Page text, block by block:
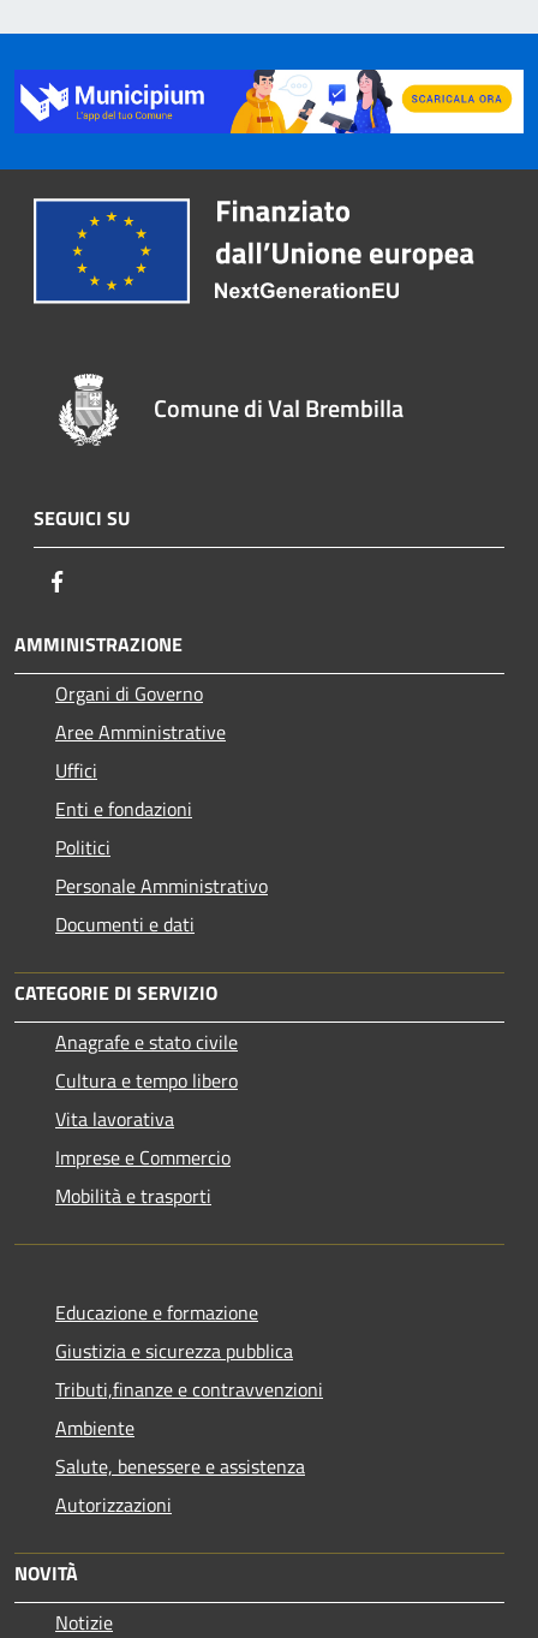
Comune di Val Brembilla
SEGUICI SU
AMMINISTRAZIONE
Organi di Governo
Aree Amministrative
Uffici
Enti e fondazioni
Politici
Personale Amministrativo
Documenti e dati
CATEGORIE DI SERVIZIO
Anagrafe e stato civile
Cultura e tempo libero
Vita lavorativa
Imprese e Commercio
Mobilità e trasporti
Educazione e formazione
Giustizia e sicurezza pubblica
Tributi,finanze e contravvenzioni
Ambiente
Salute, benessere e assistenza
Autorizzazioni
NOVITÀ
Notizie